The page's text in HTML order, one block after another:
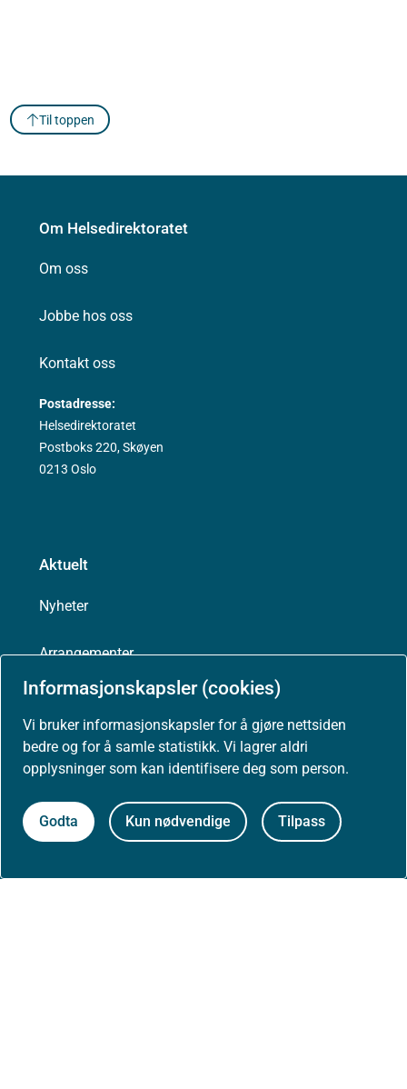
Informasjonskapsler (cookies)
Vi bruker informasjonskapsler for å gjøre nettsiden
bedre og for å samle statistikk. Vi lagrer aldri
opplysninger som kan identifisere deg som person.
Godta Kun nødvendige Tilpass
Til toppen
Om Helsedirektoratet
Om oss
Jobbe hos oss
Kontakt oss
Postadresse:
Helsedirektoratet
Postboks 220, Skøyen
0213 Oslo
Aktuelt
Nyheter
Arrangementer
Høringer
Presse
Om nettstedet